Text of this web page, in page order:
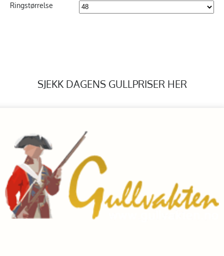
Ringstørrelse
SJEKK DAGENS GULLPRISER HER